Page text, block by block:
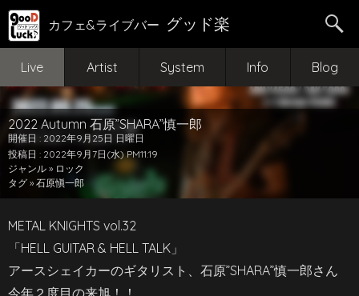
カフェ&ライブバー グッド楽
Live Artist System Info Blog
2022 Autumn 石原”SHARA”慎一郎
開催日 : 2022年9月25日 日曜日
投稿日 : 2022年9月7日(水) PM11:19
ジャンル » ロック
タグ » 石原愼一郎
METAL KNIGHTS vol.32
「HELL GUITAR & HELL TALK」
アースシェイカーのギタリスト、石原”SHARA”慎一郎さん
今年２度目の来旭！！